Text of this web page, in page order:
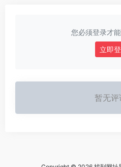
您必须登录才
立即
暂无评